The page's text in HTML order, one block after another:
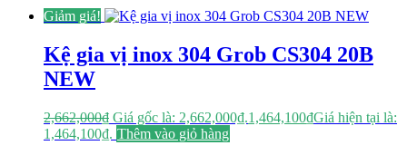
Giảm giá!
Kệ gia vị inox 304 Grob CS304 20B
NEW
2,662,000₫ Giá gốc là: 2,662,000₫.1,464,100₫Giá hiện tại là:
1,464,100₫. Thêm vào giỏ hàng